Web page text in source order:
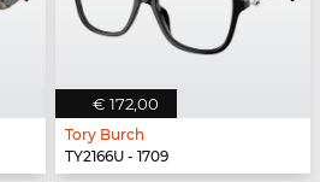
€ 172,00
Tory Burch
TY2166U - 1709